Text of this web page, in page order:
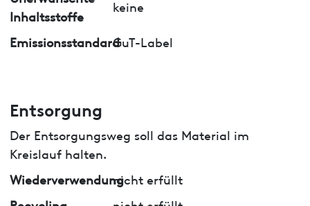
Inhaltsstoffe
keine
EmissionsstandardGuT-Label
Entsorgung
Der Entsorgungsweg soll das Material im
Kreislauf halten.
Wiederverwendungnicht erfüllt